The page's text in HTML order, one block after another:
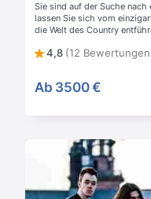
Sie sind auf der Suche
lassen Sie sich vom
die Welt des Country
4,8 (12
Ab 3500 €